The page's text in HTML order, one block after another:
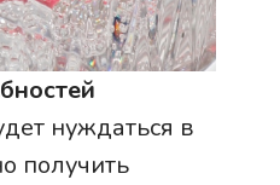
нуждаться в
получить